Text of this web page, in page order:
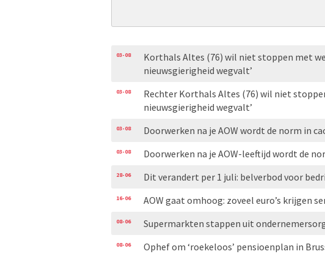
03-08
Korthals Altes (76) wil niet stoppen met
nieuwsgierigheid wegvalt’
03-08
Rechter Korthals Altes (76) wil niet
nieuwsgierigheid wegvalt’
03-08 Doorwerken na je AOW wordt de norm in
03-08 Doorwerken na je AOW-leeftijd wordt de
28-06 Dit verandert per 1 juli: belverbod voor
16-06 AOW gaat omhoog: zoveel euro’s krijgen
08-06 Supermarkten stappen uit
08-06 Ophef om ‘roekeloos’ pensioenplan in